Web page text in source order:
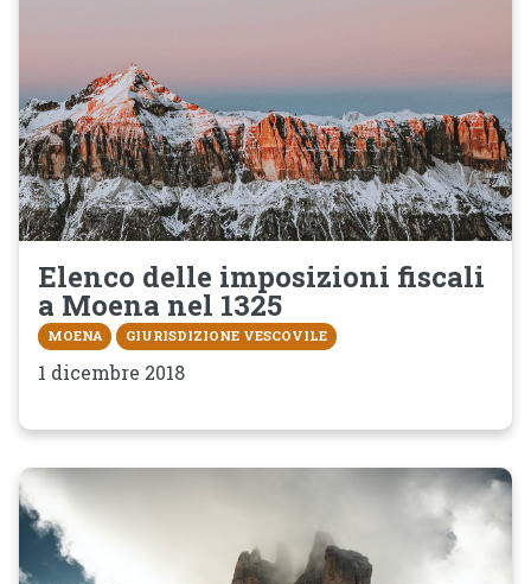
Elenco delle imposizioni fiscali
a Moena nel 1325
MOENA GIURISDIZIONE VESCOVILE
1 dicembre 2018